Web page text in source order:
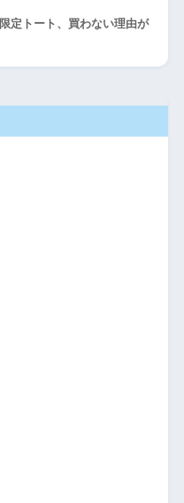
定トート、買わない理由が